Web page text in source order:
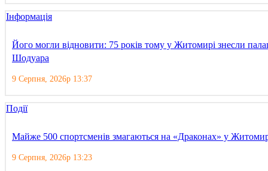
Інформація
Його могли відновити: 75 років тому у Житомирі знесли
Шодуара
9 Серпня, 2026р 13:37
Події
Майже 500 спортсменів змагаються на «Драконах» у
9 Серпня, 2026р 13:23